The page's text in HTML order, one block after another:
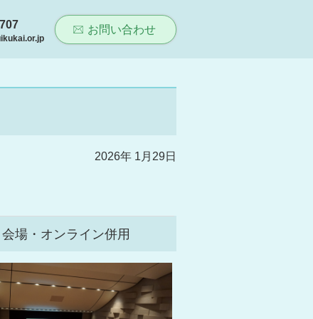
お問い合わせ
2026年 1月29日
会場・オンライン併用